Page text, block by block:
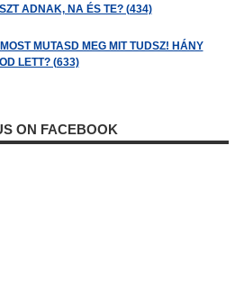
ADNAK, NA ÉS TE? (434)
MUTASD MEG MIT TUDSZ! HÁNY
LETT? (633)
ON FACEBOOK